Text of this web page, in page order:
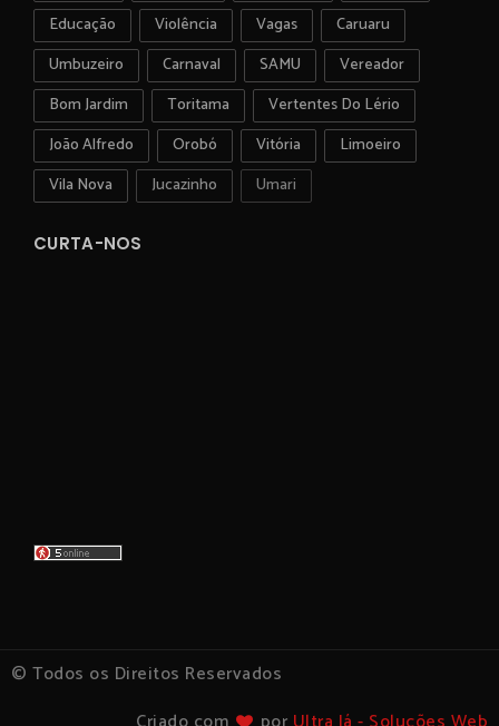
Educação
Violência Vagas
Caruaru
Umbuzeiro
Carnaval SAMU
Vereador
Bom Jardim
Toritama
Vertentes Do Lério
João Alfredo
Orobó Vitória
Limoeiro
Vila Nova
Jucazinho Umari
CURTA-NOS
© Todos os Direitos Reservados